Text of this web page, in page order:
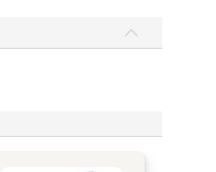
到這些接力運動的小規模勝
性飲料，而「奶茶聯盟」則
們在不同地方面對面交流